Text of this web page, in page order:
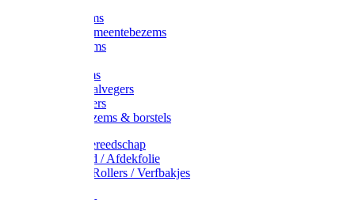
Straatbezems
Stads- / Gemeentebezems
Terrasbezems
Gootbezems
Kamer-/Zaalvegers
Vloertrekkers
Onkruidbezems & borstels
Schildersgereedschap
Afplakband / Afdekfolie
Kwasten / Rollers / Verfbakjes